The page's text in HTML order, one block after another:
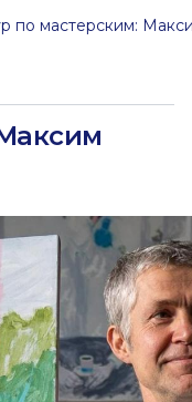
по мастерским: